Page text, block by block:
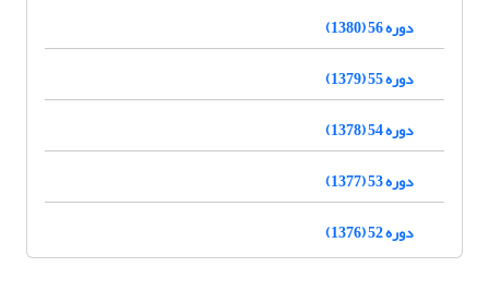
دوره 56 (1380)
دوره 55 (1379)
دوره 54 (1378)
دوره 53 (1377)
دوره 52 (1376)